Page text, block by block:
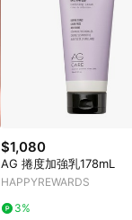
$1,080
AG 捲度加強乳178mL
HAPPYREWARDS
3%